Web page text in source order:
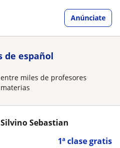
Anúnciate
de español
miles de profesores
1ª clase gratis
Sebastian